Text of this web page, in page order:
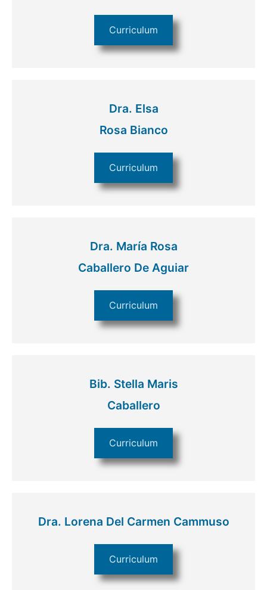
Curriculum
Dra. Elsa
Rosa Bianco
Curriculum
Dra. María Rosa
Caballero De Aguiar
Curriculum
Bib. Stella Maris
Caballero
Curriculum
Dra. Lorena Del Carmen Cammuso
Curriculum